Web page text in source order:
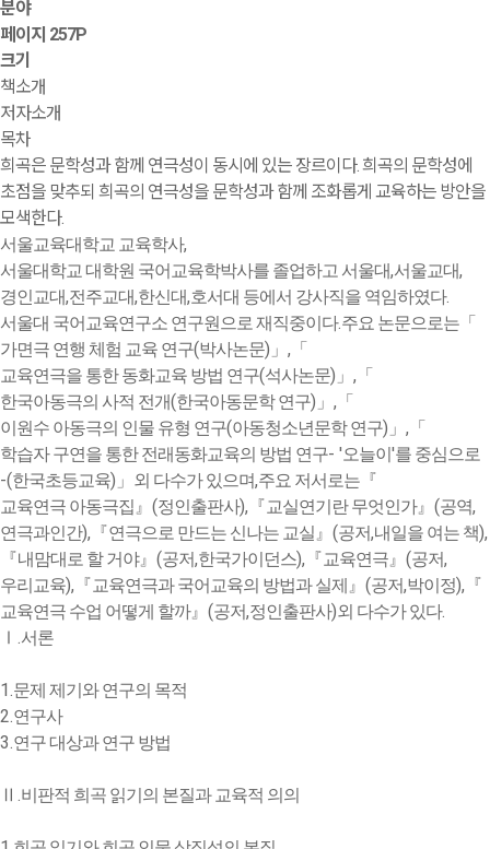
분야
페이지 257P
크기
책소개
저자소개
목차
희곡은 문학성과 함께 연극성이 동시에 있는 장르이다. 희곡의 문학성에
초점을 맞추되 희곡의 연극성을 문학성과 함께 조화롭게 교육하는 방안을
모색한다.
서울교육대학교 교육학사,
서울대학교 대학원 국어교육학박사를 졸업하고 서울대,서울교대,
경인교대,전주교대,한신대,호서대 등에서 강사직을 역임하였다.
서울대 국어교육연구소 연구원으로 재직중이다.주요 논문으로는 「
가면극 연행 체험 교육 연구(박사논문) 」 , 「
교육연극을 통한 동화교육 방법 연구(석사논문) 」 , 「
한국아동극의 사적 전개(한국아동문학 연구) 」 , 「
이원수 아동극의 인물 유형 연구(아동청소년문학 연구) 」 , 「
학습자 구연을 통한 전래동화교육의 방법 연구- '오늘이 '를 중심으로
-(한국초등교육) 」 외 다수가 있으며,주요 저서로는 『
교육연극 아동극집 』 (정인출판사), 『교실연기란 무엇인가』 (공역,
연극과인간), 『연극으로 만드는 신나는 교실 』 (공저,내일을 여는 책),
『내맘대로 할 거야』 (공저,한국가이던스), 『교육연극 』 (공저,
우리교육), 『교육연극과 국어교육의 방법과 실제 』 (공저,박이정), 『
교육연극 수업 어떻게 할까』 (공저,정인출판사)외 다수가 있다.
Ⅰ .서론
1.문제 제기와 연구의 목적
2.연구사
3.연구 대상과 연구 방법
Ⅱ .비판적 희곡 읽기의 본질과 교육적 의의